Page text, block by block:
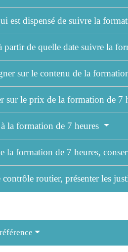
est dispensé de suivre la
partir de quelle date suivre la
sur le contenu de la
sur le prix de la formation de 7
la formation de 7 heures
la formation de 7 heures,
contrôle routier, présenter les